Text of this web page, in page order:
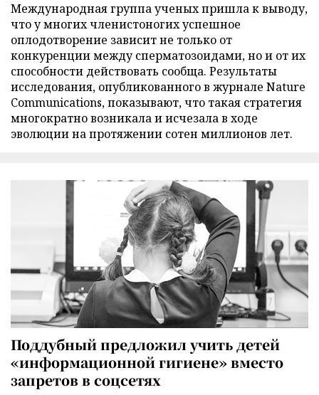
Международная группа ученых пришла к выводу,
что у многих членистоногих успешное
оплодотворение зависит не только от
конкуренции между сперматозоидами, но и от их
способности действовать сообща. Результаты
исследования, опубликованного в журнале Nature
Communications, показывают, что такая стратегия
многократно возникала и исчезала в ходе
эволюции на протяжении сотен миллионов лет.
Поддубный предложил учить детей
«информационной гигиене» вместо
запретов в соцсетях